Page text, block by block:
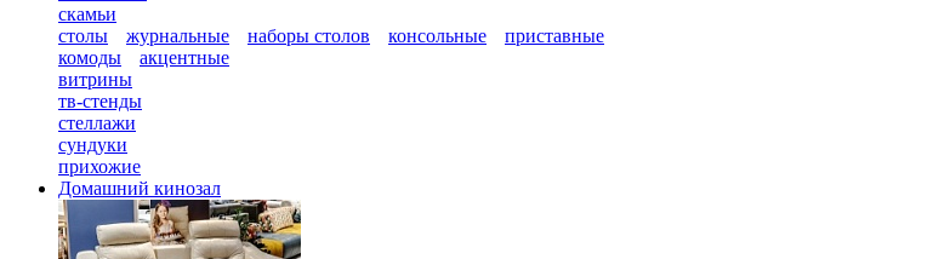
скамьи
столы
журнальные наборы столов консольные
приставные
комоды
акцентные
витрины
тв-стенды
стеллажи
сундуки
прихожие
Домашний кинозал